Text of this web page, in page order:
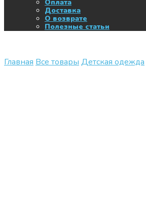
Оплата
Доставка
О возврате
Полезные статьи
Главная Все товары Детская одежда